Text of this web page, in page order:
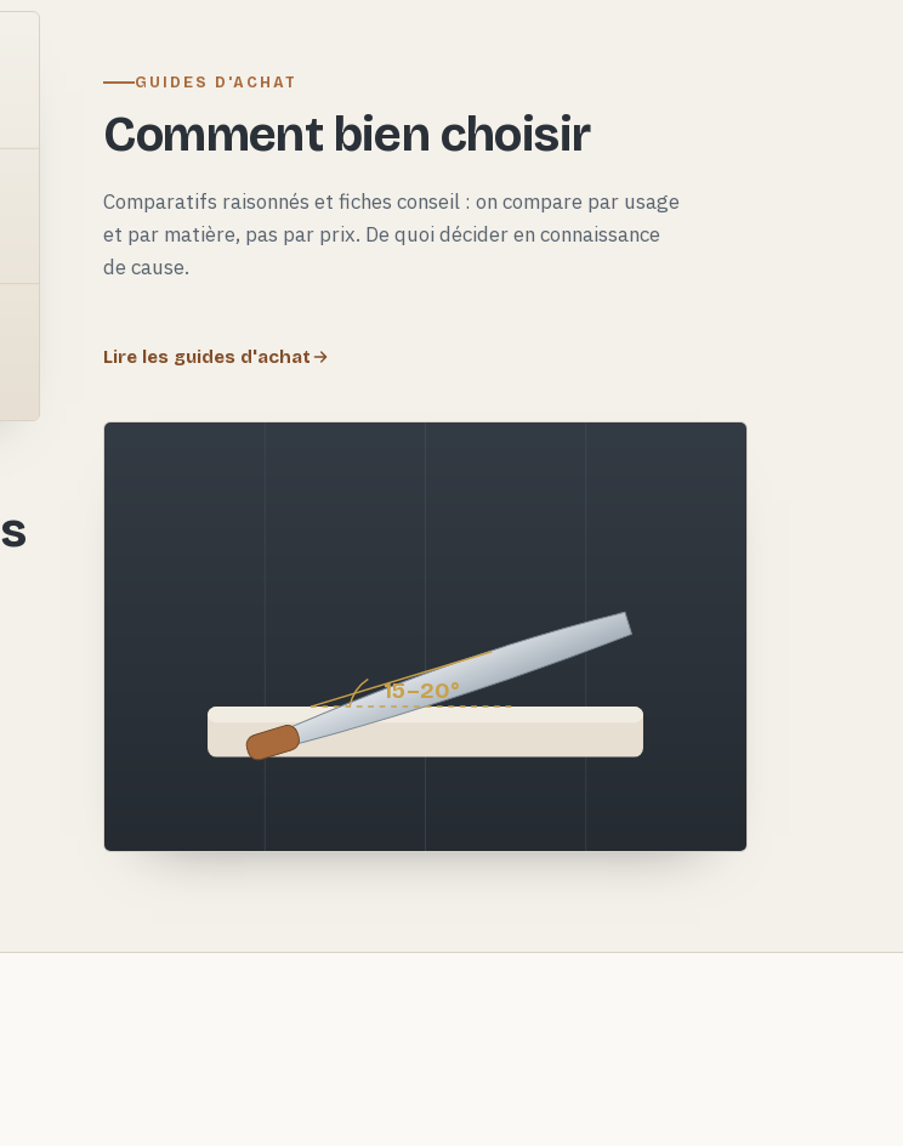
GUIDES D'ACHAT
Comment bien choisir
Comparatifs raisonnés et fiches conseil : on compare par usage
et par matière, pas par prix. De quoi décider en connaissance
de cause.
Lire les guides d'achat
15–20°